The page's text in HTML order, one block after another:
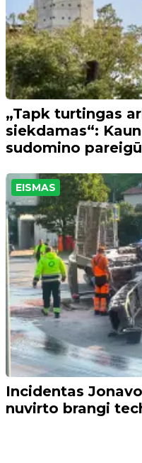
„Tapk turtingas
siekdamas“:
sudomino
EISMAS
Incidentas
nuvirto brangi